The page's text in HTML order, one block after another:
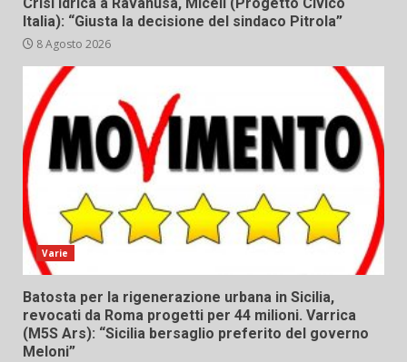
Italia): “Giusta la decisione del sindaco Pitrola”
8 Agosto 2026
Varie
Batosta per la rigenerazione urbana in Sicilia,
revocati da Roma progetti per 44 milioni. Varrica
(M5S Ars): “Sicilia bersaglio preferito del governo
Meloni”